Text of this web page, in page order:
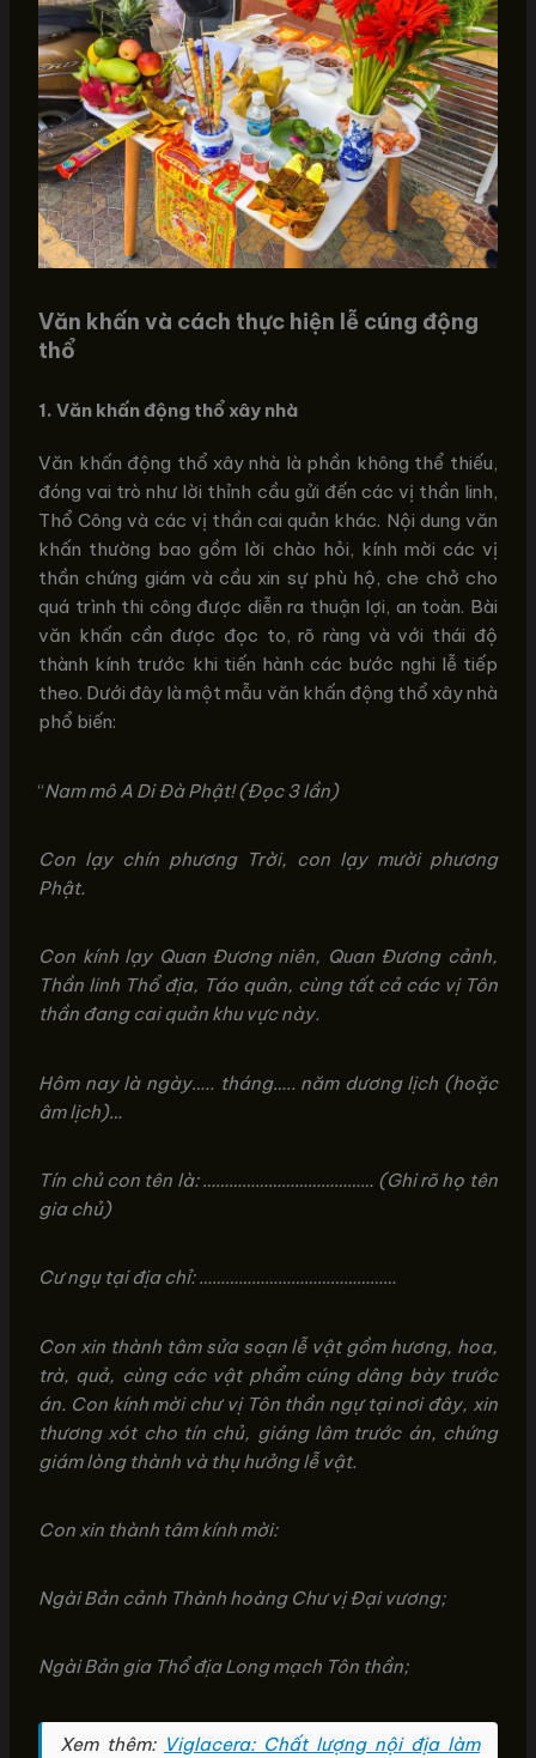
Văn khấn và cách thực hiện lễ cúng động
thổ
1. Văn khấn động thổ xây nhà
Văn khấn động thổ xây nhà là phần không thể thiếu,
đóng vai trò như lời thỉnh cầu gửi đến các vị thần linh,
Thổ Công và các vị thần cai quản khác. Nội dung văn
khấn thường bao gồm lời chào hỏi, kính mời các vị
thần chứng giám và cầu xin sự phù hộ, che chở cho
quá trình thi công được diễn ra thuận lợi, an toàn. Bài
văn khấn cần được đọc to, rõ ràng và với thái độ
thành kính trước khi tiến hành các bước nghi lễ tiếp
theo. Dưới đây là một mẫu văn khấn động thổ xây nhà
phổ biến:
“Nam mô A Di Đà Phật! (Đọc 3 lần)
Con lạy chín phương Trời, con lạy mười phương
Phật.
Con kính lạy Quan Đương niên, Quan Đương cảnh,
Thần linh Thổ địa, Táo quân, cùng tất cả các vị Tôn
thần đang cai quản khu vực này.
Hôm nay là ngày….. tháng….. năm dương lịch (hoặc
âm lịch)…
Tín chủ con tên là: ………………………………… (Ghi rõ họ tên
gia chủ)
Cư ngụ tại địa chỉ: ………………………………………
Con xin thành tâm sửa soạn lễ vật gồm hương, hoa,
trà, quả, cùng các vật phẩm cúng dâng bày trước
án. Con kính mời chư vị Tôn thần ngự tại nơi đây, xin
thương xót cho tín chủ, giáng lâm trước án, chứng
giám lòng thành và thụ hưởng lễ vật.
Con xin thành tâm kính mời:
Ngài Bản cảnh Thành hoàng Chư vị Đại vương;
Ngài Bản gia Thổ địa Long mạch Tôn thần;
Xem thêm: Viglacera: Chất lượng nội địa làm